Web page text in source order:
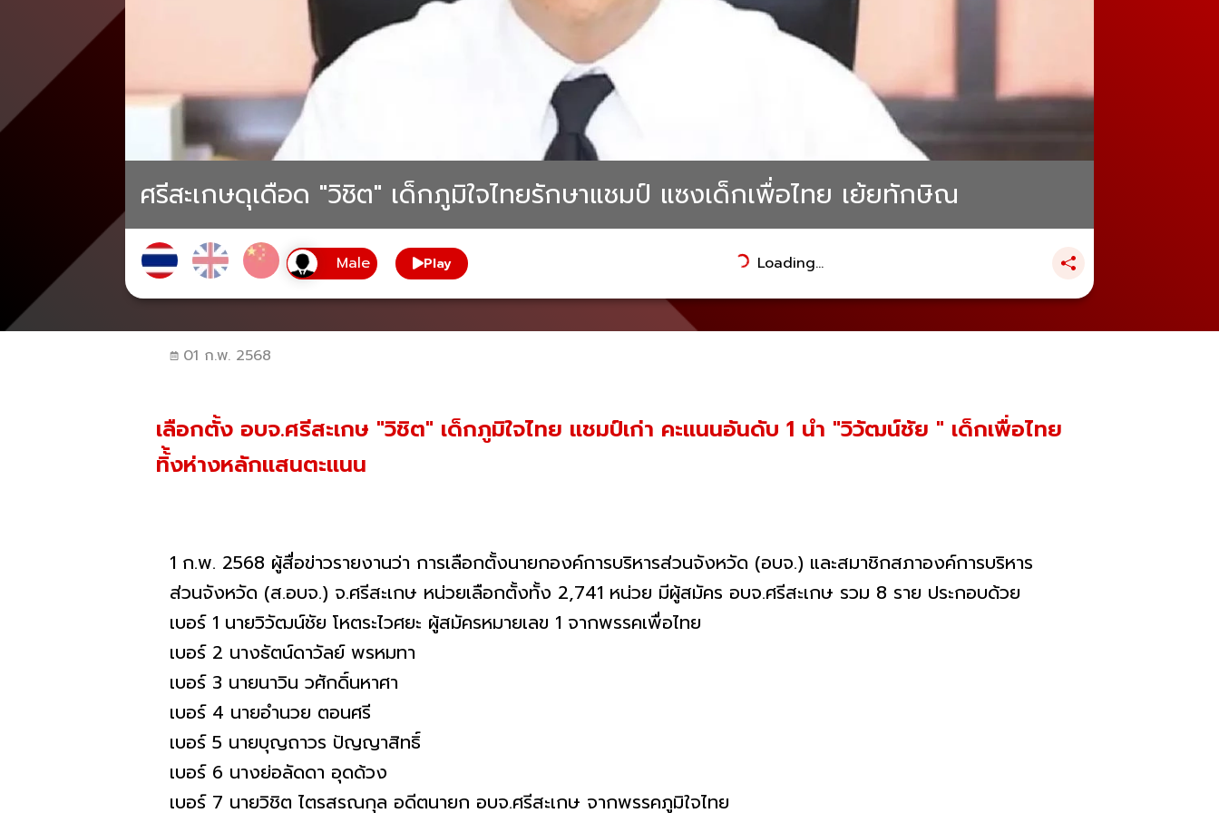
ศรีสะเกษดุเดือด "วิชิต" เด็กภูมิใจไทยรักษาแชมป์ แซงเด็กเพื่อไทย เย้ยทักษิณ
Play Loading...
01 ก.พ. 2568
เลือกตั้ง อบจ.ศรีสะเกษ "วิชิต" เด็กภูมิใจไทย แชมป์เก่า คะแนนอันดับ 1 นำ "วิวัฒน์ชัย " เด็กเพื่อไทย
ทิ้้งห่างหลักแสนตะแนน
1 ก.พ. 2568 ผู้สื่อข่าวรายงานว่า การเลือกตั้งนายกองค์การบริหารส่วนจังหวัด (อบจ.) และสมาชิกสภาองค์การบริหาร
ส่วนจังหวัด (ส.อบจ.) จ.ศรีสะเกษ หน่วยเลือกตั้งทั้ง 2,741 หน่วย มีผู้สมัคร อบจ.ศรีสะเกษ รวม 8 ราย ประกอบด้วย
เบอร์ 1 นายวิวัฒน์ชัย โหตระไวศยะ ผู้สมัครหมายเลข 1 จากพรรคเพื่อไทย
เบอร์ 2 นางธัตน์ดาวัลย์ พรหมทา
เบอร์ 3 นายนาวิน วศักดิ์นหาศา
เบอร์ 4 นายอำนวย ตอนศรี
เบอร์ 5 นายบุญถาวร ปัญญาสิทธิ์
เบอร์ 6 นางย่อลัดดา อุดด้วง
เบอร์ 7 นายวิชิต ไตรสรณกุล อดีตนายก อบจ.ศรีสะเกษ จากพรรคภูมิใจไทย